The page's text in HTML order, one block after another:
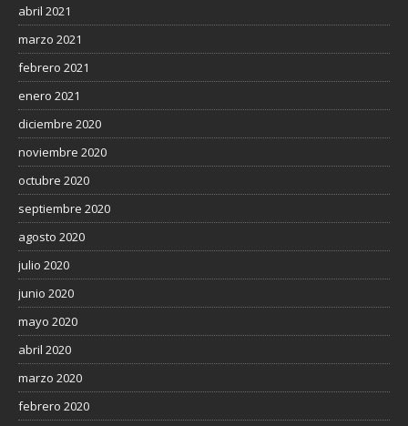
abril 2021
marzo 2021
febrero 2021
enero 2021
diciembre 2020
noviembre 2020
octubre 2020
septiembre 2020
agosto 2020
julio 2020
junio 2020
mayo 2020
abril 2020
marzo 2020
febrero 2020